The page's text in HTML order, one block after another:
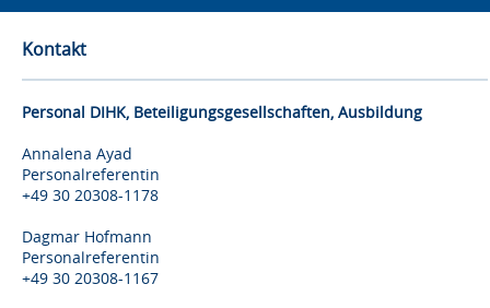
Kontakt
Personal DIHK, Beteiligungsgesellschaften, Ausbildung
Annalena Ayad
Personalreferentin
+49 30 20308-1178
Dagmar Hofmann
Personalreferentin
+49 30 20308-1167